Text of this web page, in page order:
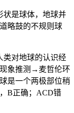
状是球体，地球并
略鼓的不规则球
类对地球的认识经
象推测→麦哲伦环
是一个两极部位稍
B正确；ACD错